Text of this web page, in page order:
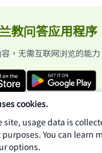
教问答应用程序
，无需互联网浏览的能力
cookies.
site, usage data is
You can learn
options.